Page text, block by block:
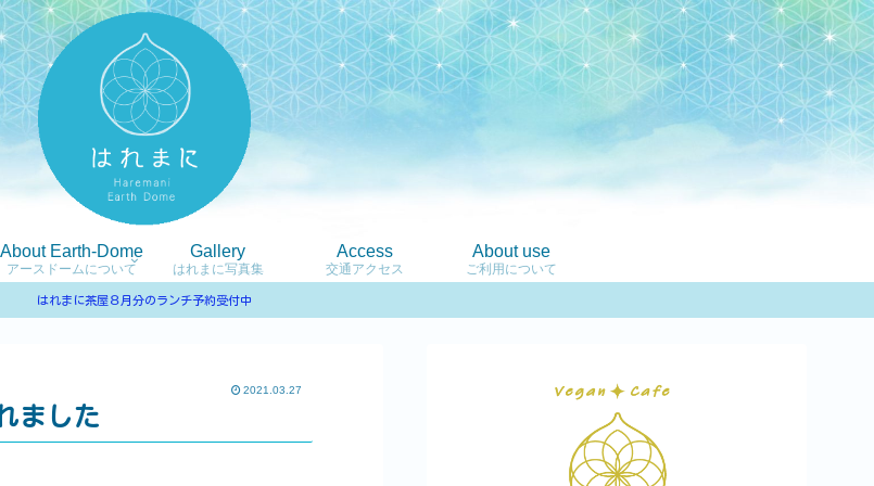
About Earth-Dome
アースドームについて
Gallery
はれまに写真集
Access
交通アクセス
About use
ご利用について
はれまに茶屋８月分のランチ予約受付中
2021.03.27
ました